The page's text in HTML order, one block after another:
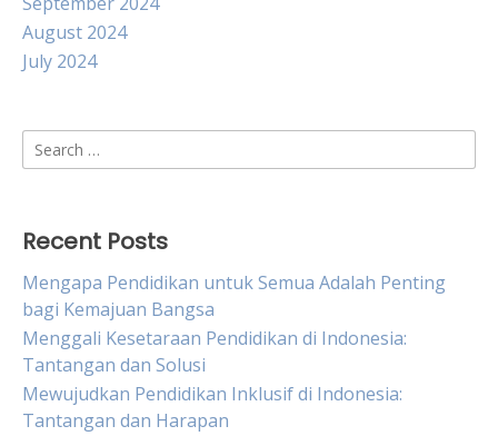
August 2024
July 2024
Search
for:
Recent Posts
Mengapa Pendidikan untuk Semua Adalah Penting
bagi Kemajuan Bangsa
Menggali Kesetaraan Pendidikan di Indonesia:
Tantangan dan Solusi
Mewujudkan Pendidikan Inklusif di Indonesia:
Tantangan dan Harapan